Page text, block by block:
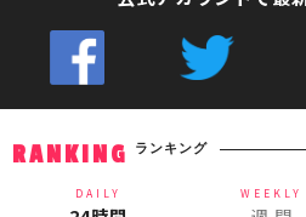
RANKING ランキング
DAILY WEEKLY